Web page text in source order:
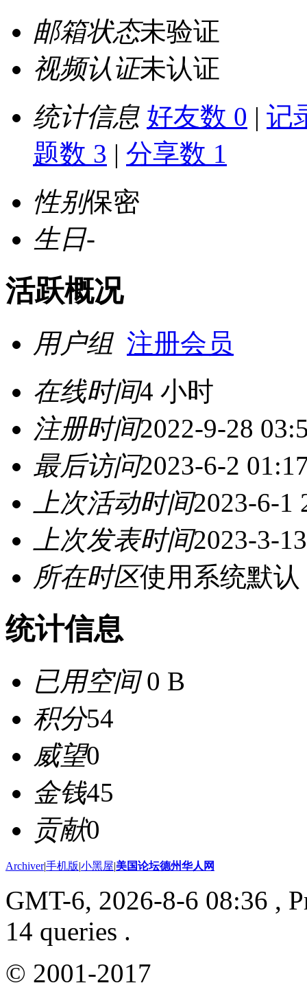
邮箱状态未验证
视频认证未认证
统计信息 好友数 0 | 记
题数 3 | 分享数 1
性别保密
生日-
活跃概况
用户组 注册会员
在线时间4 小时
注册时间2022-9-28
最后访问2023-6-2
上次活动时间2023-6-1
上次发表时间2023-3-
所在时区使用系统默认
统计信息
已用空间0 B
积分54
威望0
金钱45
贡献0
Archiver|手机版|小黑屋|美国论坛德州华人网
GMT-6, 2026-8-6 08:36 ,
14 queries .
© 2001-2017